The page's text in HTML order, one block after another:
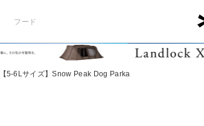
フード
【5-6Lサイズ】Snow Peak Dog Parka